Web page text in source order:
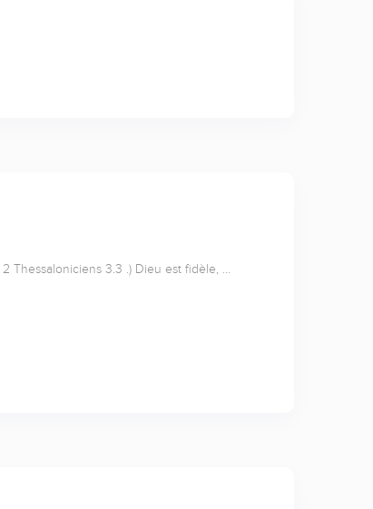
Thessaloniciens 3.3 .) Dieu est fidèle, …